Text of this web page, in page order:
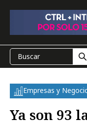
Empresas y
Ya son 93